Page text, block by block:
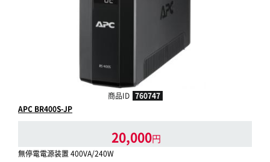
商品ID 760747
APC BR400S-JP
20,000円
無停電電源装置 400VA/240W